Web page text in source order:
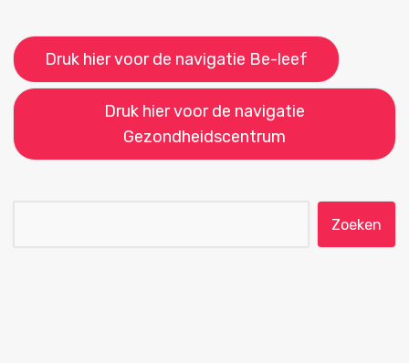
Druk hier voor de navigatie Be-leef
Druk hier voor de navigatie
Gezondheidscentrum